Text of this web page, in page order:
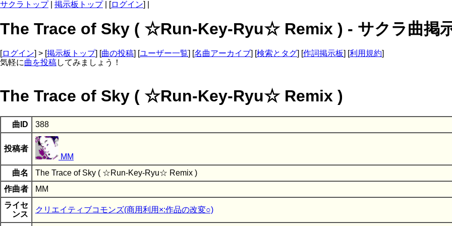
サクラトップ| 掲示板トップ| [ログイン] |
The Trace of Sky ( ☆Run-Key-Ryu☆ Remix ) - サクラ曲掲
[ログイン] > [掲示板トップ] [曲の投稿] [ユーザー一覧] [名曲アーカイブ] [検索とタグ] [作詞掲示板] [利用規約]
気軽に曲を投稿してみましょう！
The Trace of Sky ( ☆Run-Key-Ryu☆ Remix )
曲ID 388
投稿者
MM
曲名
The Trace of Sky ( ☆Run-Key-Ryu☆ Remix )
作曲者
MM
ライセ
ンス
クリエイティブコモンズ(商用利用×:作品の改変○)